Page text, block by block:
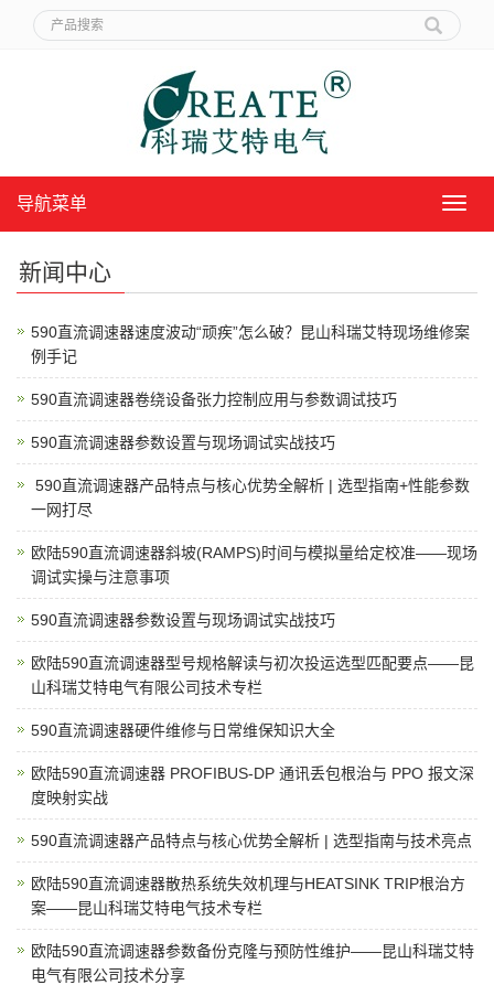
导
导航菜单
新闻中心
590直流调速器速度波动“顽疾”怎么破？昆山科瑞艾特现场维修案
例手记
590直流调速器卷绕设备张力控制应用与参数调试技巧
590直流调速器参数设置与现场调试实战技巧
​ 590直流调速器产品特点与核心优势全解析 | 选型指南+性能参数
一网打尽
欧陆590直流调速器斜坡(RAMPS)时间与模拟量给定校准——现场
调试实操与注意事项
590直流调速器参数设置与现场调试实战技巧
欧陆590直流调速器型号规格解读与初次投运选型匹配要点——昆
山科瑞艾特电气有限公司技术专栏
​590直流调速器硬件维修与日常维保知识大全
欧陆590直流调速器 PROFIBUS-DP 通讯丢包根治与 PPO 报文深
度映射实战
590直流调速器产品特点与核心优势全解析 | 选型指南与技术亮点
欧陆590直流调速器散热系统失效机理与HEATSINK TRIP根治方
案——昆山科瑞艾特电气技术专栏
欧陆590直流调速器参数备份克隆与预防性维护——昆山科瑞艾特
电气有限公司技术分享